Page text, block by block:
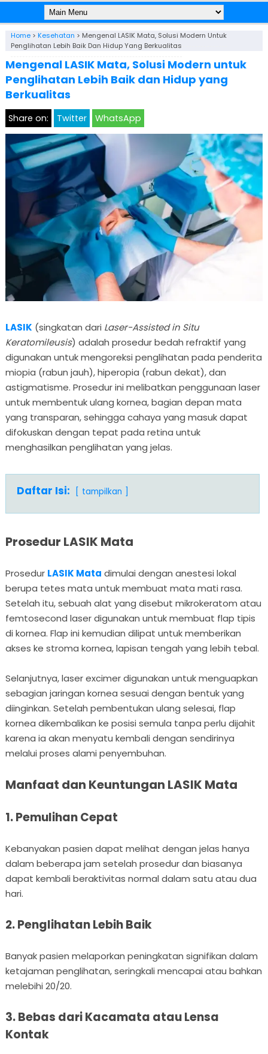
Home> Kesehatan > Mengenal LASIK Mata, Solusi Modern Untuk
Penglihatan Lebih Baik Dan Hidup Yang Berkualitas
Mengenal LASIK Mata, Solusi Modern untuk
Penglihatan Lebih Baik dan Hidup yang
Berkualitas
Share on: Twitter WhatsApp
LASIK (singkatan dari Laser-Assisted in Situ
Keratomileusis) adalah prosedur bedah refraktif yang
digunakan untuk mengoreksi penglihatan pada penderita
miopia (rabun jauh), hiperopia (rabun dekat), dan
astigmatisme. Prosedur ini melibatkan penggunaan laser
untuk membentuk ulang kornea, bagian depan mata
yang transparan, sehingga cahaya yang masuk dapat
difokuskan dengan tepat pada retina untuk
menghasilkan penglihatan yang jelas.
Daftar Isi: tampilkan
Prosedur LASIK Mata
Prosedur LASIK Mata dimulai dengan anestesi lokal
berupa tetes mata untuk membuat mata mati rasa.
Setelah itu, sebuah alat yang disebut mikrokeratom atau
femtosecond laser digunakan untuk membuat flap tipis
di kornea. Flap ini kemudian dilipat untuk memberikan
akses ke stroma kornea, lapisan tengah yang lebih tebal.
Selanjutnya, laser excimer digunakan untuk menguapkan
sebagian jaringan kornea sesuai dengan bentuk yang
diinginkan. Setelah pembentukan ulang selesai, flap
kornea dikembalikan ke posisi semula tanpa perlu dijahit
karena ia akan menyatu kembali dengan sendirinya
melalui proses alami penyembuhan.
Manfaat dan Keuntungan LASIK Mata
1. Pemulihan Cepat
Kebanyakan pasien dapat melihat dengan jelas hanya
dalam beberapa jam setelah prosedur dan biasanya
dapat kembali beraktivitas normal dalam satu atau dua
hari.
2. Penglihatan Lebih Baik
Banyak pasien melaporkan peningkatan signifikan dalam
ketajaman penglihatan, seringkali mencapai atau bahkan
melebihi 20/20.
3. Bebas dari Kacamata atau Lensa
Kontak